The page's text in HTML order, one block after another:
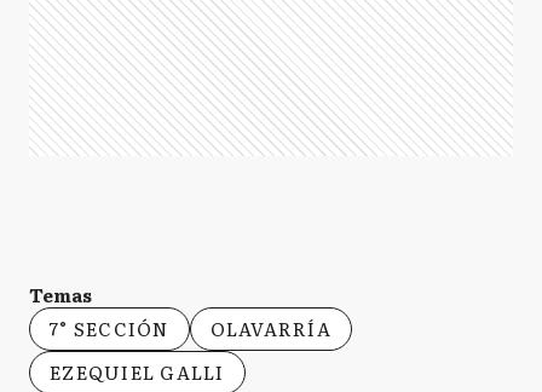
Temas
7° SECCIÓN
OLAVARRÍA
EZEQUIEL GALLI